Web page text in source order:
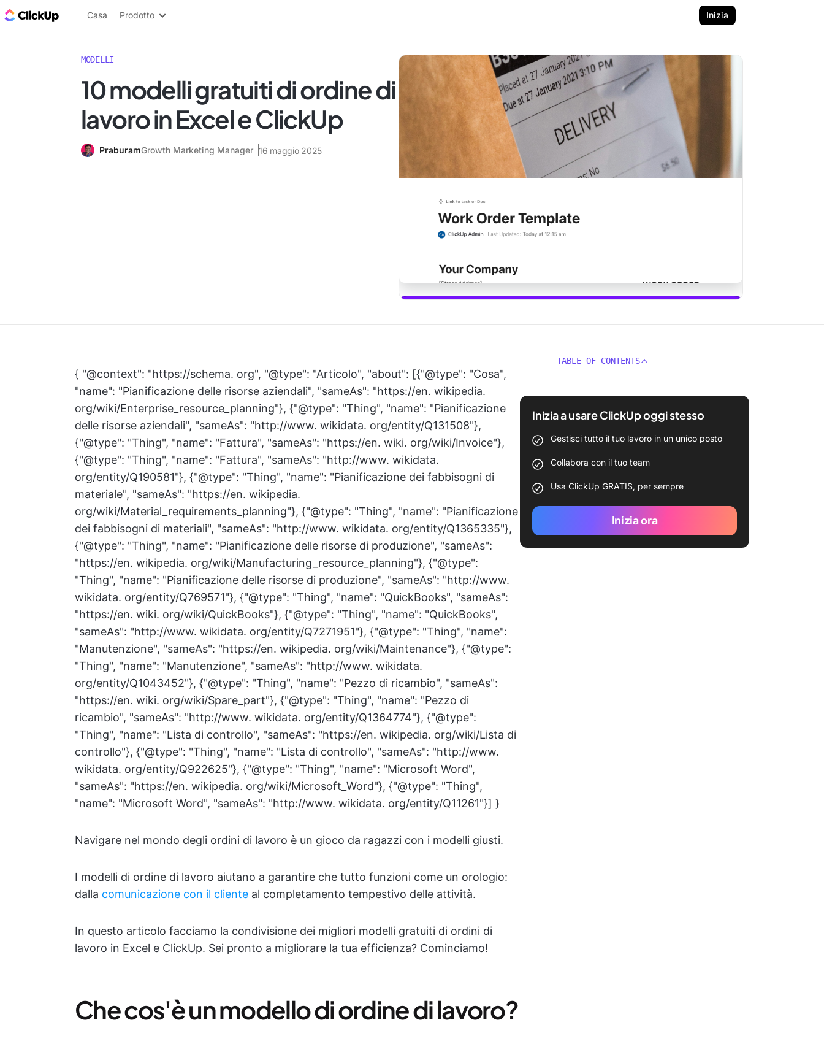
Blog di ClickUp
Casa Prodotto Inizia
MODELLI
10 modelli gratuiti di ordine di
lavoro in Excel e ClickUp
PraburamGrowth Marketing Manager 16 maggio 2025
{ "@context": "https://schema. org", "@type": "Articolo", "about": [{"@type": "Cosa",
"name": "Pianificazione delle risorse aziendali", "sameAs": "https://en. wikipedia.
org/wiki/Enterprise_resource_planning"}, {"@type": "Thing", "name": "Pianificazione
delle risorse aziendali", "sameAs": "http://www. wikidata. org/entity/Q131508"},
{"@type": "Thing", "name": "Fattura", "sameAs": "https://en. wiki. org/wiki/Invoice"},
{"@type": "Thing", "name": "Fattura", "sameAs": "http://www. wikidata.
org/entity/Q190581"}, {"@type": "Thing", "name": "Pianificazione dei fabbisogni di
materiale", "sameAs": "https://en. wikipedia.
org/wiki/Material_requirements_planning"}, {"@type": "Thing", "name": "Pianificazione
dei fabbisogni di materiali", "sameAs": "http://www. wikidata. org/entity/Q1365335"},
{"@type": "Thing", "name": "Pianificazione delle risorse di produzione", "sameAs":
"https://en. wikipedia. org/wiki/Manufacturing_resource_planning"}, {"@type":
"Thing", "name": "Pianificazione delle risorse di produzione", "sameAs": "http://www.
wikidata. org/entity/Q769571"}, {"@type": "Thing", "name": "QuickBooks", "sameAs":
"https://en. wiki. org/wiki/QuickBooks"}, {"@type": "Thing", "name": "QuickBooks",
"sameAs": "http://www. wikidata. org/entity/Q7271951"}, {"@type": "Thing", "name":
"Manutenzione", "sameAs": "https://en. wikipedia. org/wiki/Maintenance"}, {"@type":
"Thing", "name": "Manutenzione", "sameAs": "http://www. wikidata.
org/entity/Q1043452"}, {"@type": "Thing", "name": "Pezzo di ricambio", "sameAs":
"https://en. wiki. org/wiki/Spare_part"}, {"@type": "Thing", "name": "Pezzo di
ricambio", "sameAs": "http://www. wikidata. org/entity/Q1364774"}, {"@type":
"Thing", "name": "Lista di controllo", "sameAs": "https://en. wikipedia. org/wiki/Lista di
controllo"}, {"@type": "Thing", "name": "Lista di controllo", "sameAs": "http://www.
wikidata. org/entity/Q922625"}, {"@type": "Thing", "name": "Microsoft Word",
"sameAs": "https://en. wikipedia. org/wiki/Microsoft_Word"}, {"@type": "Thing",
"name": "Microsoft Word", "sameAs": "http://www. wikidata. org/entity/Q11261"}] }
Navigare nel mondo degli ordini di lavoro è un gioco da ragazzi con i modelli giusti.
I modelli di ordine di lavoro aiutano a garantire che tutto funzioni come un orologio:
dalla comunicazione con il cliente al completamento tempestivo delle attività.
In questo articolo facciamo la condivisione dei migliori modelli gratuiti di ordini di
lavoro in Excel e ClickUp. Sei pronto a migliorare la tua efficienza? Cominciamo!
Che cos'è un modello di ordine di lavoro?
TABLE OF CONTENTS
Inizia a usare ClickUp oggi stesso
Gestisci tutto il tuo lavoro in un unico posto
Collabora con il tuo team
Usa ClickUp GRATIS, per sempre
Inizia ora